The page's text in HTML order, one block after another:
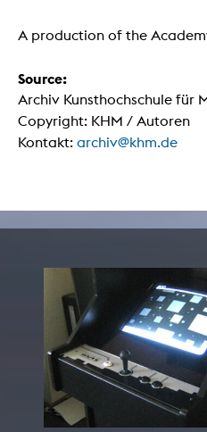
A production of the
Source:
Archiv Kunsthochschule für
Copyright: KHM / Autoren
Kontakt: archiv@khm.de